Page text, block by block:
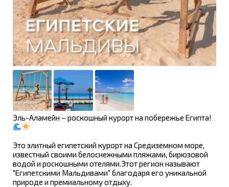
Эль-Аламейн – роскошный курорт на побережье Египта!
Это элитный египетский курорт на Средиземном море,
известный своими белоснежными пляжами, бирюзовой
водой и роскошными отелями.Этот регион называют
"Египетскими Мальдивами" благодаря его уникальной
природе и премиальному отдыху.